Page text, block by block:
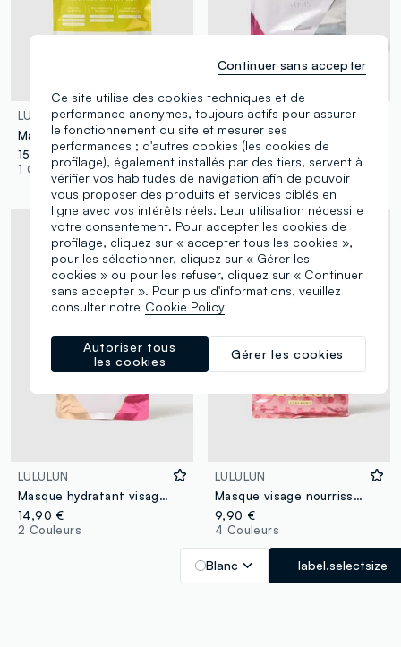
LULULUN
Masque en tissu qui augmente la luminosité et améliore l'élasticité. Chouchoutez votre peau avec ces masques en tissu japonais de haute qualité disponibles en multipack refermable de 7 masques !
15,90 €
1 Couleurs
LULULUN
14,90 €
2 Couleurs
LULULUN
Masque hydratant visage LuluLun Over 45
14,90 €
2 Couleurs
LULULUN
Masque visage nourrissant LuLuLun
9,90 €
4 Couleurs
Blanc label.selectsize
Ce site utilise des cookies techniques et de
performance anonymes, toujours actifs pour assurer
le fonctionnement du site et mesurer ses
performances ; d'autres cookies (les cookies de
profilage), également installés par des tiers, servent à
vérifier vos habitudes de navigation afin de pouvoir
vous proposer des produits et services ciblés en
ligne avec vos intérêts réels. Leur utilisation nécessite
votre consentement. Pour accepter les cookies de
profilage, cliquez sur « accepter tous les cookies »,
pour les sélectionner, cliquez sur « Gérer les
cookies » ou pour les refuser, cliquez sur « Continuer
sans accepter ». Pour plus d'informations, veuillez
consulter notre Cookie Policy
Gérer les cookies
Autoriser tous
les cookies
Continuer sans accepter